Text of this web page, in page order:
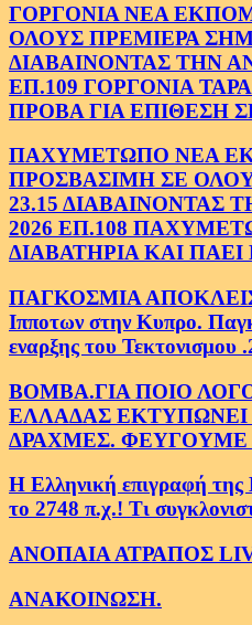
ΓΟΡΓΟΝΙΑ ΝΕΑ
ΟΛΟΥΣ ΠΡΕΜΙΕΡΑ
ΔΙΑΒΑΙΝΟΝΤΑΣ ΤΗΝ
ΕΠ.109 ΓΟΡΓΟΝΙΑ
ΠΡΟΒΑ ΓΙΑ ΕΠΙΘΕΣΗ
ΠΑΧΥΜΕΤΩΠΟ ΝΕΑ
ΠΡΟΣΒΑΣΙΜΗ ΣΕ
23.15 ΔΙΑΒΑΙΝΟΝΤΑΣ
2026 ΕΠ.108
ΔΙΑΒΑΤΗΡΙΑ ΚΑΙ
ΠΑΓΚΟΣΜΙΑ
Ιπποτων στην Κυπρο.
εναρξης του Τεκτονισμου
ΒΟΜΒΑ.ΓΙΑ ΠΟΙΟ
ΕΛΛΑΔΑΣ ΕΚΤΥΠΩΝΕΙ
ΔΡΑΧΜΕΣ. ΦΕΥΓΟΥΜΕ
Η Ελληνική επιγραφή
το 2748 π.χ.! Τι
ΑΝΟΠΑΙΑ ΑΤΡΑΠΟΣ
ΑΝΑΚΟΙΝΩΣΗ.